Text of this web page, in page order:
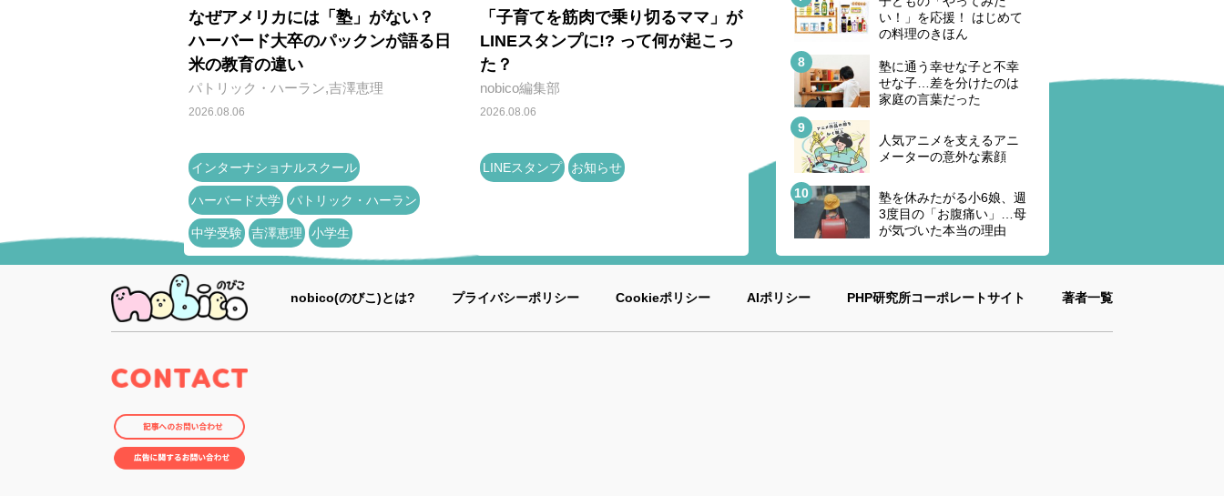
なぜアメリカには「塾」がない？
ハーバード大卒のパックンが語る日
米の教育の違い
パトリック・ハーラン,吉澤恵理
2026.08.06
インターナショナルスクール
ハーバード大学 パトリック・ハーラン
中学受験 吉澤恵理 小学生
「子育てを筋肉で乗り切るママ」が
LINEスタンプに!? って何が起こっ
た？
nobico編集部
2026.08.06
LINEスタンプ お知らせ
い！」を応援！ はじめて
の料理のきほん
塾に通う幸せな子と不幸
せな子…差を分けたのは
家庭の言葉だった
人気アニメを支えるアニ
メーターの意外な素顔
塾を休みたがる小6娘、週
3度目の「お腹痛い」…母
が気づいた本当の理由
nobico(のびこ)とは? プライバシーポリシー Cookieポリシー AIポリシー PHP研究所コーポレートサイト 著者一覧